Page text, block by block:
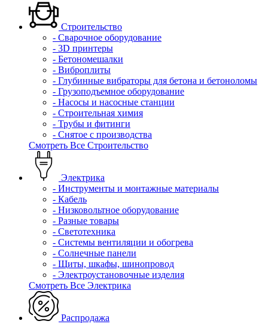
Строительство
- Сварочное оборудование
- 3D принтеры
- Бетономешалки
- Виброплиты
- Глубинные вибраторы для бетона и бетоноломы
- Грузоподъемное оборудование
- Насосы и насосные станции
- Строительная химия
- Трубы и фитинги
- Снятое с производства
Смотреть Все Строительство
Электрика
- Инструменты и монтажные материалы
- Кабель
- Низковольтное оборудование
- Разные товары
- Светотехника
- Системы вентиляции и обогрева
- Солнечные панели
- Щиты, шкафы, шинопровод
- Электроустановочные изделия
Смотреть Все Электрика
Распродажа